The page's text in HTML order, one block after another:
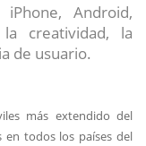
iPhone, Android,
creatividad, la
de usuario.
más extendido del
en todos los países del